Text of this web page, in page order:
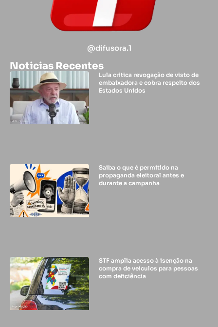
@difusora.1
Noticias Recentes
Lula critica revogação de visto de
embaixadora e cobra respeito dos
Estados Unidos
Saiba o que é permitido na
propaganda eleitoral antes e
durante a campanha
STF amplia acesso à isenção na
compra de veículos para pessoas
com deficiência